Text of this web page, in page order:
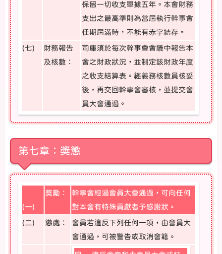
保留一切收支單據五年。本會財務
支出之最高準則為當屆執行幹事會
任期屆滿時，不能有赤字結存。
(七)
財務報告
及核數：
司庫須於每次幹事會會議中報告本
會之財政狀況，並制定該財政年度
之收支結算表。經義務核數員核妥
後，再交回幹事會審核，並提交會
員大會通過。
第七章：獎懲
(一)
獎勵：
幹事會經過會員大會通過，可向任何
對本會有特殊貢獻者予感謝狀。
(二) 懲處：
會員若違反下列任何一項，由會員大
會通過，可被警告或取消會籍。